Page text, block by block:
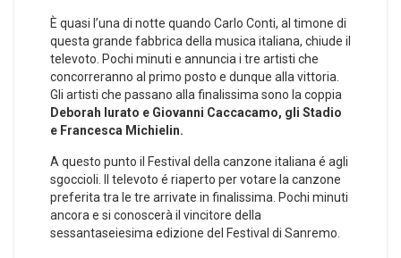
È quasi l’una di notte quando Carlo Conti, al timone di
questa grande fabbrica della musica italiana, chiude il
televoto. Pochi minuti e annuncia i tre artisti che
concorreranno al primo posto e dunque alla vittoria.
Gli artisti che passano alla finalissima sono la coppia
Deborah Iurato e Giovanni Caccacamo, gli Stadio
e Francesca Michielin.
A questo punto il Festival della canzone italiana é agli
sgoccioli. Il televoto é riaperto per votare la canzone
preferita tra le tre arrivate in finalissima. Pochi minuti
ancora e si conoscerà il vincitore della
sessantaseiesima edizione del Festival di Sanremo.